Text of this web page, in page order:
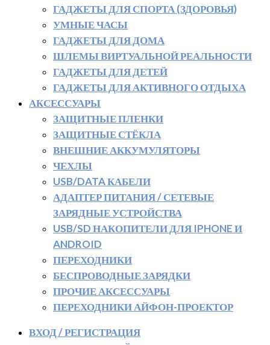
ГАДЖЕТЫ ДЛЯ СПОРТА (ЗДОРОВЬЯ)
УМНЫЕ ЧАСЫ
ГАДЖЕТЫ ДЛЯ ДОМА
ШЛЕМЫ ВИРТУАЛЬНОЙ РЕАЛЬНОСТИ
ГАДЖЕТЫ ДЛЯ ДЕТЕЙ
ГАДЖЕТЫ ДЛЯ АКТИВНОГО ОТДЫХА
АКСЕССУАРЫ
ЗАЩИТНЫЕ ПЛЕНКИ
ЗАЩИТНЫЕ СТЁКЛА
ВНЕШНИЕ АККУМУЛЯТОРЫ
ЧЕХЛЫ
USB/DATA КАБЕЛИ
АДАПТЕР ПИТАНИЯ / СЕТЕВЫЕ
ЗАРЯДНЫЕ УСТРОЙСТВА
USB/SD НАКОПИТЕЛИ ДЛЯ IPHONE И
ANDROID
ПЕРЕХОДНИКИ
БЕСПРОВОДНЫЕ ЗАРЯДКИ
ПРОЧИЕ АКСЕССУАРЫ
ПЕРЕХОДНИКИ АЙФОН-ПРОЕКТОР
ВХОД / РЕГИСТРАЦИЯ